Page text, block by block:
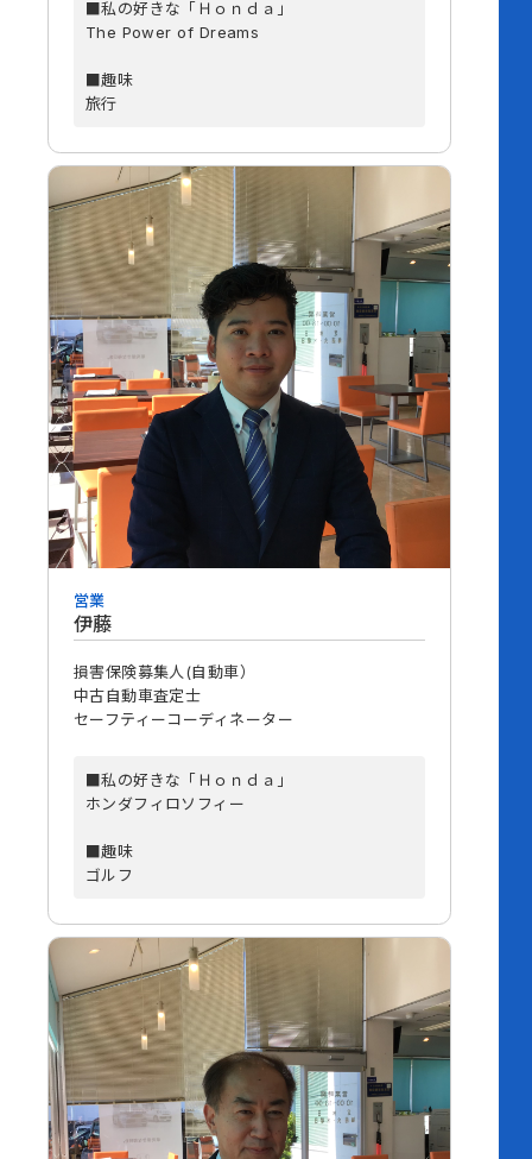
■私の好きな「Ｈｏｎｄａ」
The Power of Dreams
■趣味
旅行
営業
伊藤
損害保険募集人(自動車）
中古自動車査定士
セーフティーコーディネーター
■私の好きな「Ｈｏｎｄａ」
ホンダフィロソフィー
■趣味
ゴルフ